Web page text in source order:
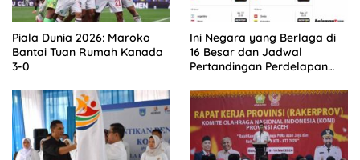
Piala Dunia 2026: Maroko
Bantai Tuan Rumah Kanada
3-0
Ini Negara yang Berlaga di
16 Besar dan Jadwal
Pertandingan Perdelapan